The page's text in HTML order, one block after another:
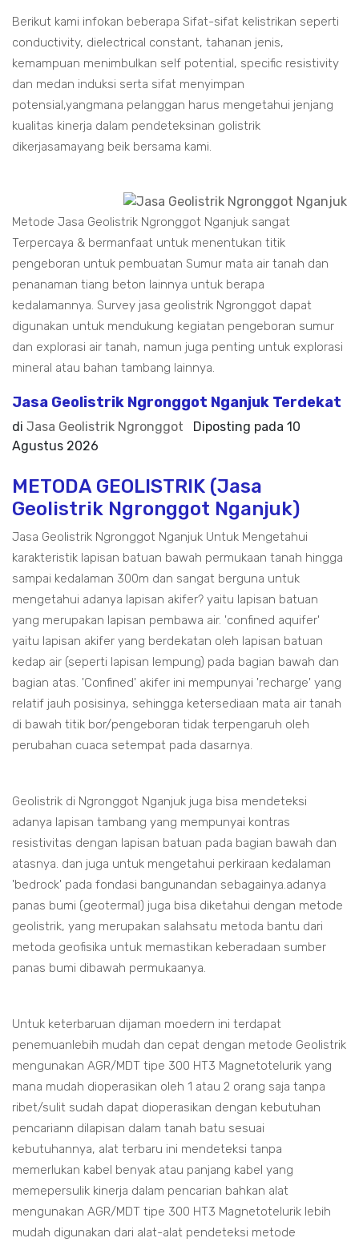
Berikut kami infokan beberapa Sifat-sifat kelistrikan seperti
conductivity, dielectrical constant, tahanan jenis,
kemampuan menimbulkan self potential, specific resistivity
dan medan induksi serta sifat menyimpan
potensial,yangmana pelanggan harus mengetahui jenjang
kualitas kinerja dalam pendeteksinan golistrik
dikerjasamayang beik bersama kami.
Metode Jasa Geolistrik Ngronggot Nganjuk sangat
Terpercaya & bermanfaat untuk menentukan titik
pengeboran untuk pembuatan Sumur mata air tanah dan
penanaman tiang beton lainnya untuk berapa
kedalamannya. Survey jasa geolistrik Ngronggot dapat
digunakan untuk mendukung kegiatan pengeboran sumur
dan explorasi air tanah, namun juga penting untuk explorasi
mineral atau bahan tambang lainnya.
Jasa Geolistrik Ngronggot Nganjuk Terdekat
di Jasa Geolistrik Ngronggot Diposting pada 10
Agustus 2026
METODA GEOLISTRIK (Jasa
Geolistrik Ngronggot Nganjuk)
Jasa Geolistrik Ngronggot Nganjuk Untuk Mengetahui
karakteristik lapisan batuan bawah permukaan tanah hingga
sampai kedalaman 300m dan sangat berguna untuk
mengetahui adanya lapisan akifer? yaitu lapisan batuan
yang merupakan lapisan pembawa air. 'confined aquifer'
yaitu lapisan akifer yang berdekatan oleh lapisan batuan
kedap air (seperti lapisan lempung) pada bagian bawah dan
bagian atas. 'Confined' akifer ini mempunyai 'recharge' yang
relatif jauh posisinya, sehingga ketersediaan mata air tanah
di bawah titik bor/pengeboran tidak terpengaruh oleh
perubahan cuaca setempat pada dasarnya.
Geolistrik di Ngronggot Nganjuk juga bisa mendeteksi
adanya lapisan tambang yang mempunyai kontras
resistivitas dengan lapisan batuan pada bagian bawah dan
atasnya. dan juga untuk mengetahui perkiraan kedalaman
'bedrock' pada fondasi bangunandan sebagainya.adanya
panas bumi (geotermal) juga bisa diketahui dengan metode
geolistrik, yang merupakan salahsatu metoda bantu dari
metoda geofisika untuk memastikan keberadaan sumber
panas bumi dibawah permukaanya.
Untuk keterbaruan dijaman moedern ini terdapat
penemuanlebih mudah dan cepat dengan metode Geolistrik
mengunakan AGR/MDT tipe 300 HT3 Magnetotelurik yang
mana mudah dioperasikan oleh 1 atau 2 orang saja tanpa
ribet/sulit sudah dapat dioperasikan dengan kebutuhan
pencariann dilapisan dalam tanah batu sesuai
kebutuhannya, alat terbaru ini mendeteksi tanpa
memerlukan kabel benyak atau panjang kabel yang
memepersulik kinerja dalam pencarian bahkan alat
mengunakan AGR/MDT tipe 300 HT3 Magnetotelurik lebih
mudah digunakan dari alat-alat pendeteksi metode